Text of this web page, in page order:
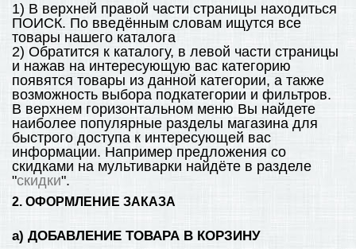
1) В верхней правой части страницы находиться
ПОИСК. По введённым словам ищутся все
товары нашего каталога
2) Обратится к каталогу, в левой части страницы
и нажав на интересующую вас категорию
появятся товары из данной категории, а также
возможность выбора подкатегории и фильтров.
В верхнем горизонтальном меню Вы найдете
наиболее популярные разделы магазина для
быстрого доступа к интересующей вас
информации. Например предложения со
скидками на мультиварки найдёте в разделе
"скидки".
2. ОФОРМЛЕНИЕ ЗАКАЗА
а) ДОБАВЛЕНИЕ ТОВАРА В КОРЗИНУ